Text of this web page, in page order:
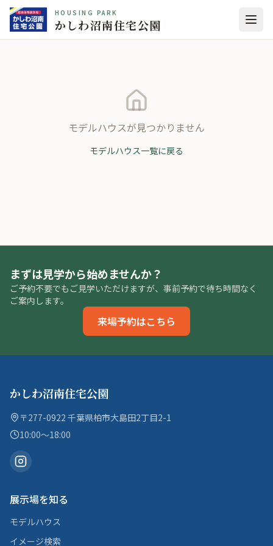
HOUSING PARK
かしわ沼南住宅公園
モデルハウスが見つかりません
モデルハウス一覧に戻る
まずは見学から始めませんか？
ご予約不要でもご見学いただけますが、事前予約で待ち時間なく
ご案内します。
来場予約はこちら
かしわ沼南住宅公園
〒277-0922 千葉県柏市大島田2丁目2-1
10:00〜18:00
展示場を知る
モデルハウス
イメージ検索